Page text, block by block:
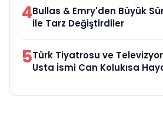
4Bullas & Emry'den Büyük
ile Tarz Değiştirdiler
5Türk Tiyatrosu ve
Usta İsmi Can Kolukısa